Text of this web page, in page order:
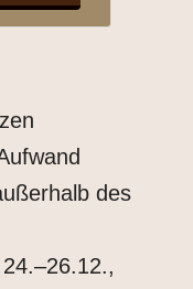
des